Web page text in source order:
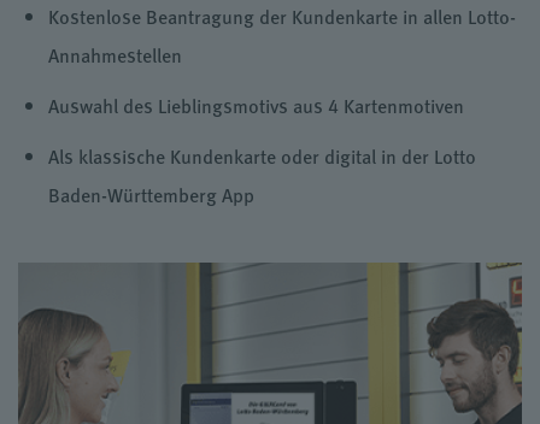
Kostenlose Beantragung der Kundenkarte in allen Lotto-
Annahmestellen
Auswahl des Lieblingsmotivs aus 4 Kartenmotiven
Als klassische Kundenkarte oder digital in der Lotto
Baden-Württemberg App